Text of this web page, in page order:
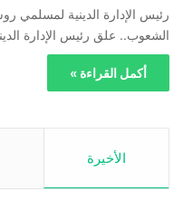
رئيس الإدارة الدينية لمسلمي
الشعوب.. علق رئيس الإدارة
أكمل القراءة »
الأخيرة